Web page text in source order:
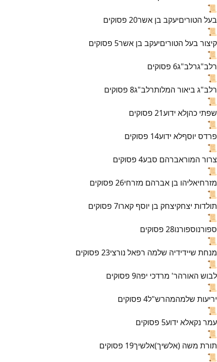
📜
בעל הטוריםיעקב בן אשר20 פסוקים
📜
קיצור בעל הטוריםיעקב בן אשר5 פסוקים
📜
רלב"גרלב"ג6 פסוקים
📜
רלב"ג ביאור המלותרלב"ג8 פסוקים
📜
שפתי כהןלא ידוע21 פסוקים
📜
פרדס יוסףלא ידוע14 פסוקים
📜
צרור המוראברהם סבע4 פסוקים
📜
מזרחיאליהו בן אברהם מזרחי26 פסוקים
📜
תולדות יצחקיצחק בן יוסף קארו7 פסוקים
📜
ספורנוספורנו28 פסוקים
📜
מנחת שיידידיה שלמה רפאל נורצי23 פסוקים
📜
לבוש האורהר' מרדכי יפה9 פסוקים
📜
יריעות שלמהמהרש"ל4 פסוקים
📜
עמר נקאלא ידוע5 פסוקים
📜
תורת משה (אלשיך)אלשיך19 פסוקים
📜